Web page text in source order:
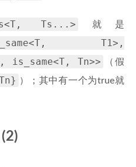
Ts...> 就是
T1>,
Tn>>
（假
）；其中有一个为true就